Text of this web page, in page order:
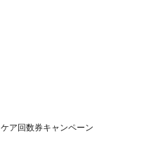
ア回数券キャンペーン